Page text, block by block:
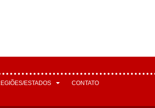
ESTADOS CONTATO